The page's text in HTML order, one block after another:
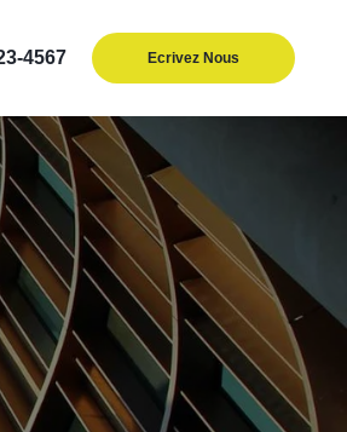
4567 Ecrivez Nous